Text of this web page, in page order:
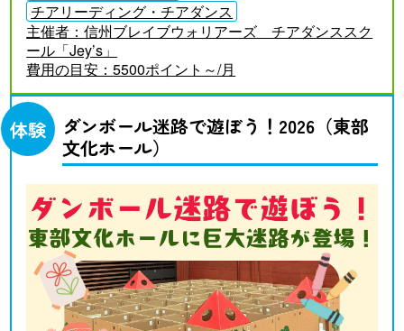
チアリーディング・チアダンス
主催者：信州ブレイブウォリアーズ チアダンススク
ール「Jey’s」
費用の目安：5500ポイント～/月
体験
ダンボール迷路で遊ぼう！2026（東部
文化ホール）